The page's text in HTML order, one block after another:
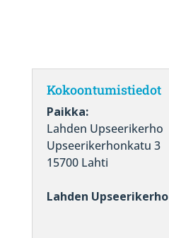
Kokoontumistiedot
Paikka:
Lahden Upseerikerho
Upseerikerhonkatu 3
15700 Lahti
Lahden Upseerikerho